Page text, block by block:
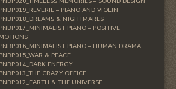
version ici. Vous devez aussi avoir
PNBP019_REVERIE – PIANO AND VIOLIN
PNBP018_DREAMS & NIGHTMARES
PNBP017_MINIMALIST PIANO – POSITIVE
PNBP016_MINIMALIST PIANO – HUMAN DRAMA
PNBP015_WAR & PEACE
PNBP014_DARK ENERGY
PNBP013_THE CRAZY OFFICE
PNBP012_EARTH & THE UNIVERSE